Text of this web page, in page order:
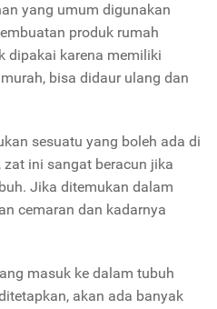
yang umum digunakan
produk rumah
dipakai karena memiliki
bisa didaur ulang dan
sesuatu yang boleh ada di
ini sangat beracun jika
Jika ditemukan dalam
cemaran dan kadarnya
masuk ke dalam tubuh
akan ada banyak